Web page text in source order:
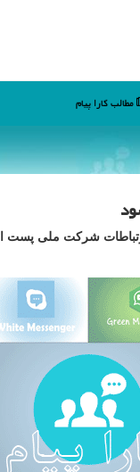
مطالب كارا پیام
شرکت ملی پست